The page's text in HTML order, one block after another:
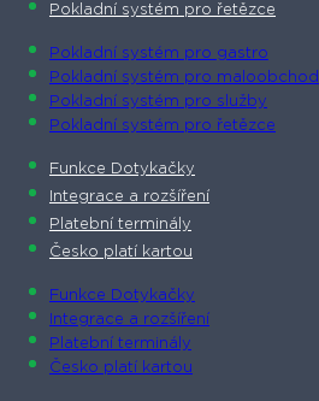
Pokladní systém pro řetězce
Pokladní systém pro gastro
Pokladní systém pro maloobchod
Pokladní systém pro služby
Pokladní systém pro řetězce
Funkce Dotykačky
Integrace a rozšíření
Platební terminály
Česko platí kartou
Funkce Dotykačky
Integrace a rozšíření
Platební terminály
Česko platí kartou